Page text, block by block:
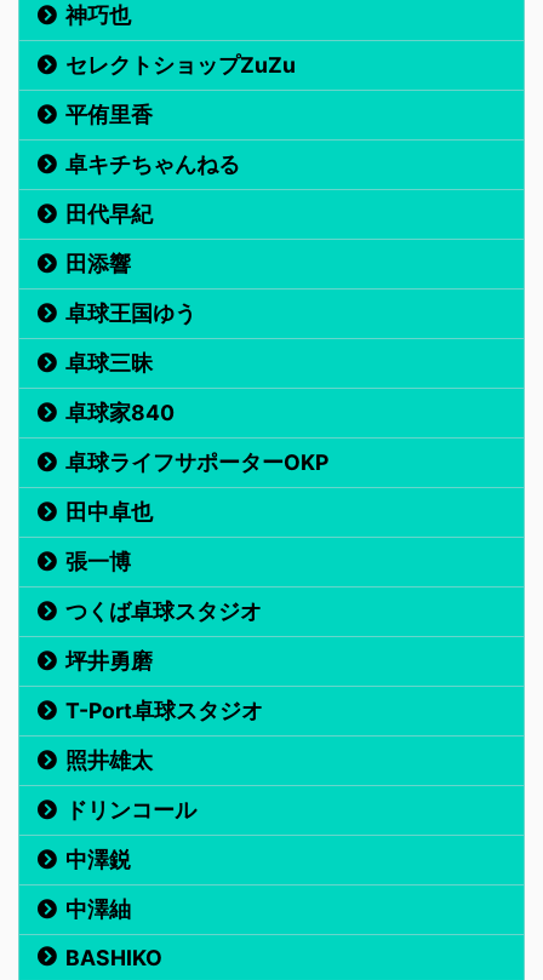
神巧也
セレクトショップZuZu
平侑里香
卓キチちゃんねる
田代早紀
田添響
卓球王国ゆう
卓球三昧
卓球家840
卓球ライフサポーターOKP
田中卓也
張一博
つくば卓球スタジオ
坪井勇磨
T-Port卓球スタジオ
照井雄太
ドリンコール
中澤鋭
中澤紬
BASHIKO